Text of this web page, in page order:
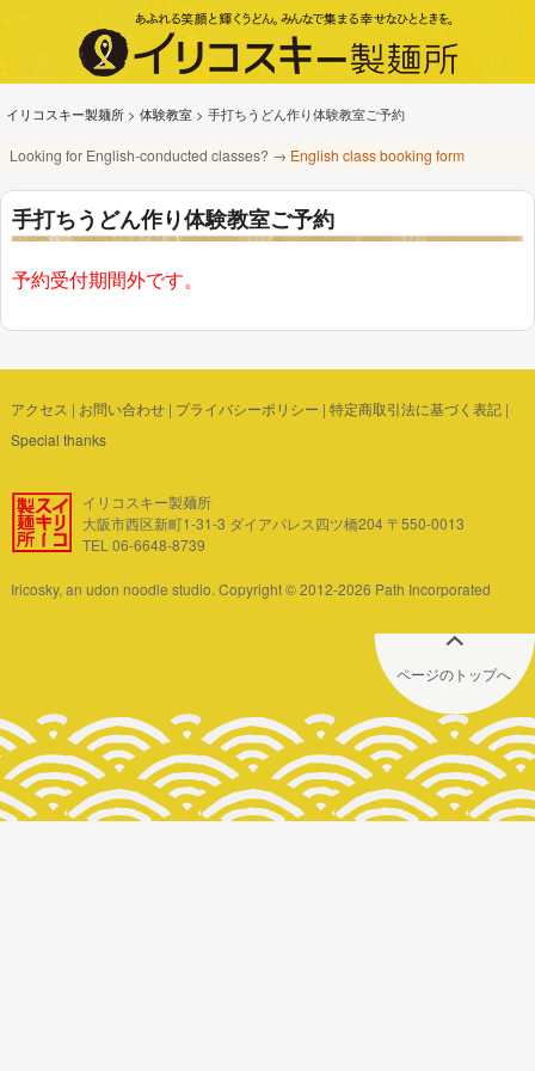
イリコスキー製麺所 > 体験教室 > 手打ちうどん作り体験教室ご予約
Looking for English-conducted classes? → English class booking form
手打ちうどん作り体験教室ご予約
予約受付期間外です。
アクセス | お問い合わせ| プライバシーポリシー | 特定商取引法に基づく表記|
Special thanks
イリコスキー製麺所
大阪市西区新町1-31-3 ダイアパレス四ツ橋204 〒550-0013
TEL 06-6648-8739
Iricosky, an udon noodle studio. Copyright © 2012-2026 Path Incorporated
ページのトップへ